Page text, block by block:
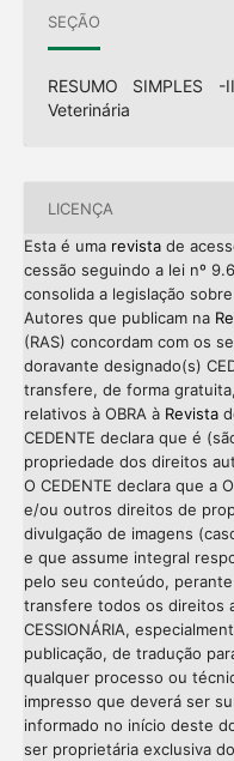
SEÇÃO
RESUMO
Veterinária
LICENÇA
Esta é uma revistade
cessão seguindo a lei nº
consolida a legislação
Autores que publicam na
(RAS) concordam com os
doravante designado(s)
transfere, de forma
relativos à OBRA à Revista
CEDENTE declara que é
propriedade dos direitos
O CEDENTE declara que a
e/ou outros direitos de
divulgação de imagens
e que assume integral
pelo seu conteúdo,
transfere todos os direitos
CESSIONÁRIA,
publicação, de tradução
qualquer processo ou
impresso que deverá ser
informado no início deste
ser proprietária exclusiva